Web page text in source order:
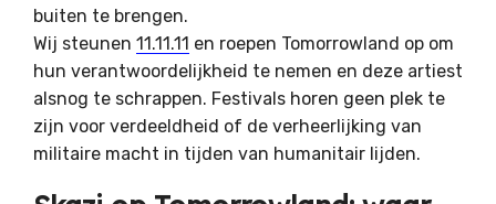
buiten te brengen.
Wij steunen 11.11.11 en roepen Tomorrowland op om
hun verantwoordelijkheid te nemen en deze artiest
alsnog te schrappen. Festivals horen geen plek te
zijn voor verdeeldheid of de verheerlijking van
militaire macht in tijden van humanitair lijden.